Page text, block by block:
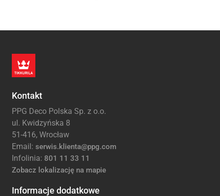
Kontakt
PPG Deco Polska Sp. z o.o.
ul. Kwidzyńska 8
51-416, Wrocław
Email: serwis.klienta@ppg.com
Infolinia: 801 11 33 11
Zobacz lokalizację na mapie
Informacje dodatkowe